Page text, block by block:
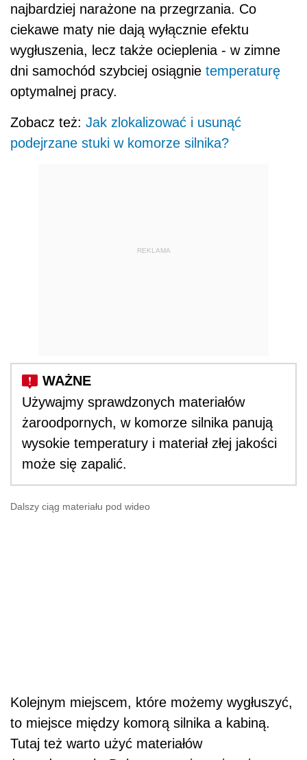
najbardziej narażone na przegrzania. Co
ciekawe maty nie dają wyłącznie efektu
wygłuszenia, lecz także ocieplenia - w zimne
dni samochód szybciej osiągnie temperaturę
optymalnej pracy.
Zobacz też: Jak zlokalizować i usunąć
podejrzane stuki w komorze silnika?
REKLAMA
Używajmy sprawdzonych materiałów
żaroodpornych, w komorze silnika panują
wysokie temperatury i materiał złej jakości
może się zapalić.
Dalszy ciąg materiału pod wideo
Kolejnym miejscem, które możemy wygłuszyć,
to miejsce między komorą silnika a kabiną.
Tutaj też warto użyć materiałów